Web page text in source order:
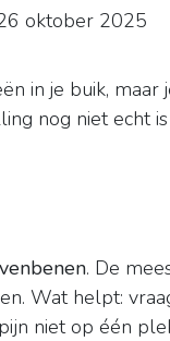
oktober 2025
in je buik, maar
nog niet echt
. De
Wat helpt:
niet op één